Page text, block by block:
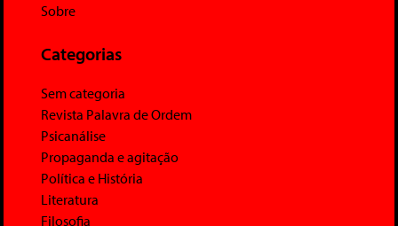
Sobre
Categorias
Sem categoria
Revista Palavra de Ordem
Psicanálise
Propaganda e agitação
Política e História
Literatura
Filosofia